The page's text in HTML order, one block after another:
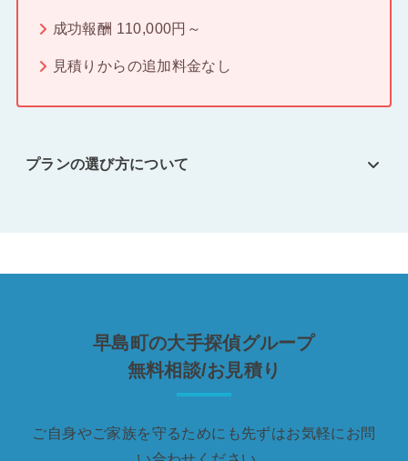
成功報酬 110,000円～
見積りからの追加料金なし
プランの選び方について
早島町の大手探偵グループ
無料相談/お見積り
ご自身やご家族を守るためにも先ずはお気軽にお問